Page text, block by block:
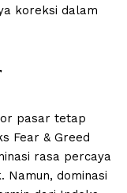
koreksi dalam
pasar tetap
Fear & Greed
rasa percaya
dominasi